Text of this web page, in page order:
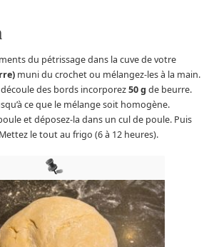
du pétrissage dans la cuve de votre
muni du crochet ou mélangez-les à la main.
des bords incorporez50 g de beurre.
ce que le mélange soit homogène.
et déposez-la dans un cul de poule. Puis
le tout au frigo (6 à 12 heures).